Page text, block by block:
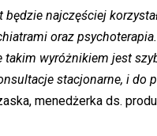
najczęściej
oraz
takim wyróżnikiem jest
stacjonarne, i do
menedżerka ds.